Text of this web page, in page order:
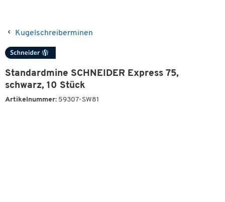
Kugelschreiberminen
Standardmine SCHNEIDER Express 75,
schwarz, 10 Stück
Artikelnummer: 59307-SW81